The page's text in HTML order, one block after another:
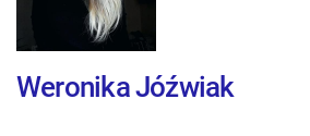
Weronika Jóźwiak